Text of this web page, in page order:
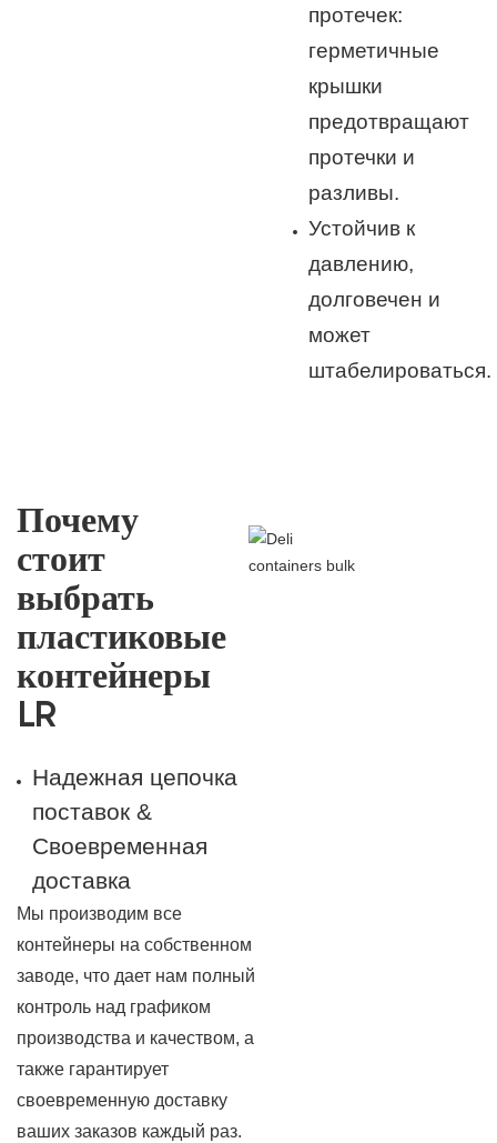
протечек:
герметичные
крышки
предотвращают
протечки и
разливы.
Устойчив к
давлению,
долговечен и
может
штабелироваться.
Почему
стоит
выбрать
пластиковые
контейнеры
LR
Надежная цепочка
поставок &
Своевременная
доставка
Мы производим все
контейнеры на собственном
заводе, что дает нам полный
контроль над графиком
производства и качеством, а
также гарантирует
своевременную доставку
ваших заказов каждый раз.